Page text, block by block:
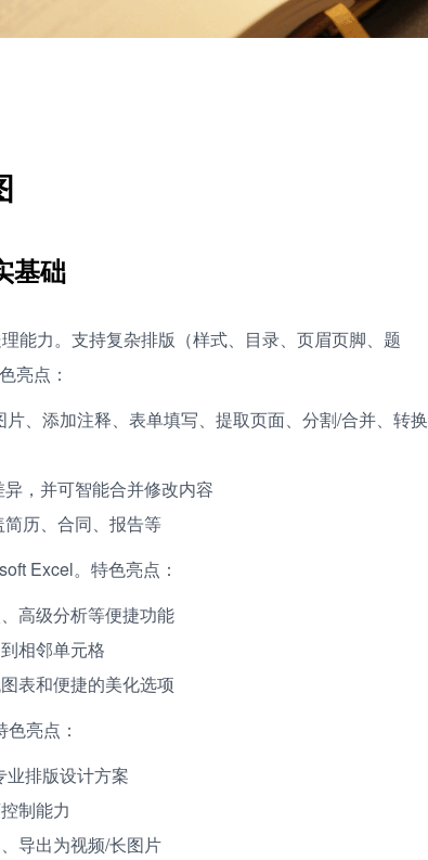
基础
能力。支持复杂排版（样式、目录、页眉页脚、题
亮点：
、添加注释、表单填写、提取页面、分割/合并、转换
，并可智能合并修改内容
历、合同、报告等
Excel。特色亮点：
高级分析等便捷功能
相邻单元格
表和便捷的美化选项
亮点：
排版设计方案
制能力
导出为视频/长图片